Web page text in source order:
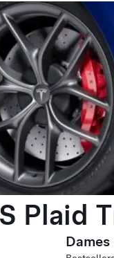
Plaid
Dames